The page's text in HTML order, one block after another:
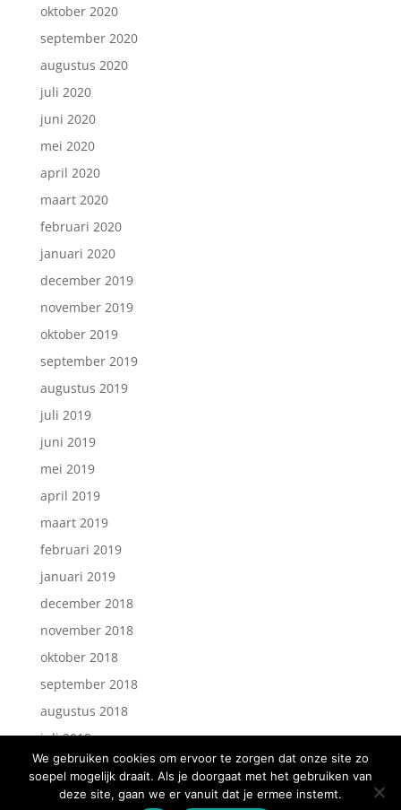
oktober 2020
september 2020
augustus 2020
juli 2020
juni 2020
mei 2020
april 2020
maart 2020
februari 2020
januari 2020
december 2019
november 2019
oktober 2019
september 2019
augustus 2019
juli 2019
juni 2019
mei 2019
april 2019
maart 2019
februari 2019
januari 2019
december 2018
november 2018
oktober 2018
september 2018
augustus 2018
juli 2018
We gebruiken cookies om ervoor te zorgen dat onze site zo
soepel mogelijk draait. Als je doorgaat met het gebruiken van
deze site, gaan we er vanuit dat je ermee instemt.